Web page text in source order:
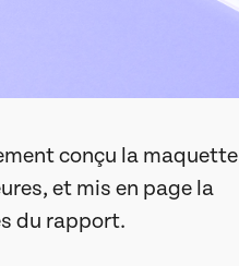
conçu la maquette
et mis en page la
du rapport.